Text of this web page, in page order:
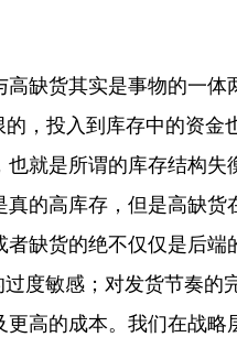
缺货其实是事物的一体
，投入到库存中的资
就是所谓的库存结构
的高库存，但是高缺货
缺货的绝不仅仅是后
度敏感；对发货节奏
高的成本。我们在战